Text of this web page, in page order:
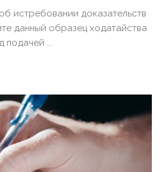
истребовании доказательств
данный образец ходатайства
подачей ...